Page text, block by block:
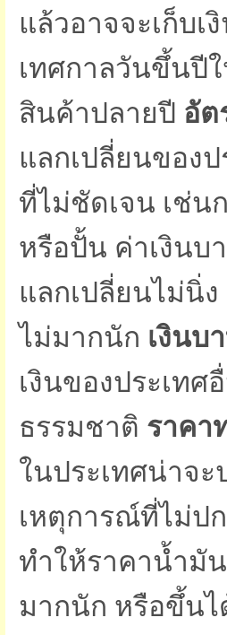
แล้วอาจจะเก็บเ
เทศกาลวันขึ้นปี
สินค้าปลายปี อัต
แลกเปลี่ยนของ
ที่ไม่ชัดเจน เช่น
หรือปั้น ค่าเงินบ
แลกเปลี่ยนไม่นิ่
ไม่มากนัก เงินบ
เงินของประเท
ธรรมชาติ ราคา
ในประเทศน่าจ
เหตุการณ์ที่ไม่ป
ทำให้ราคาน้ำมั
มากนัก หรือขึ้น